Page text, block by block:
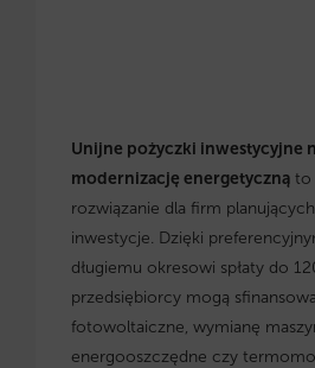
Unijne pożyczki inwestycyjne
modernizację energetyczną to
rozwiązanie dla firm
inwestycje. Dzięki
długiemu okresowi spłaty do
przedsiębiorcy mogą
fotowoltaiczne, wymianę
energooszczędne czy